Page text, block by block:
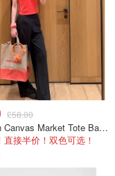
£58.00
lululemon Canvas Market Tote Bag 19L
直接半价！双色可选！